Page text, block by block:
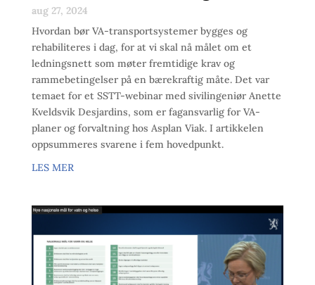
aug 27, 2024
Hvordan bør VA-transportsystemer bygges og
rehabiliteres i dag, for at vi skal nå målet om et
ledningsnett som møter fremtidige krav og
rammebetingelser på en bærekraftig måte. Det var
temaet for et SSTT-webinar med sivilingeniør Anette
Kveldsvik Desjardins, som er fagansvarlig for VA-
planer og forvaltning hos Asplan Viak. I artikkelen
oppsummeres svarene i fem hovedpunkt.
LES MER